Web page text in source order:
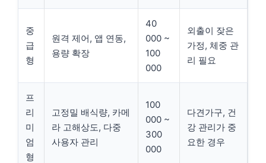
중
급
형
원격 제어, 앱 연동,
용량 확장
40
000 ~
100
000
외출이 잦은
가정, 체중 관
리 필요
프
리
미
엄
형
고정밀 배식량, 카메
라 고해상도, 다중
사용자 관리
100
000 ~
300
000
다견가구, 건
강 관리가 중
요한 경우